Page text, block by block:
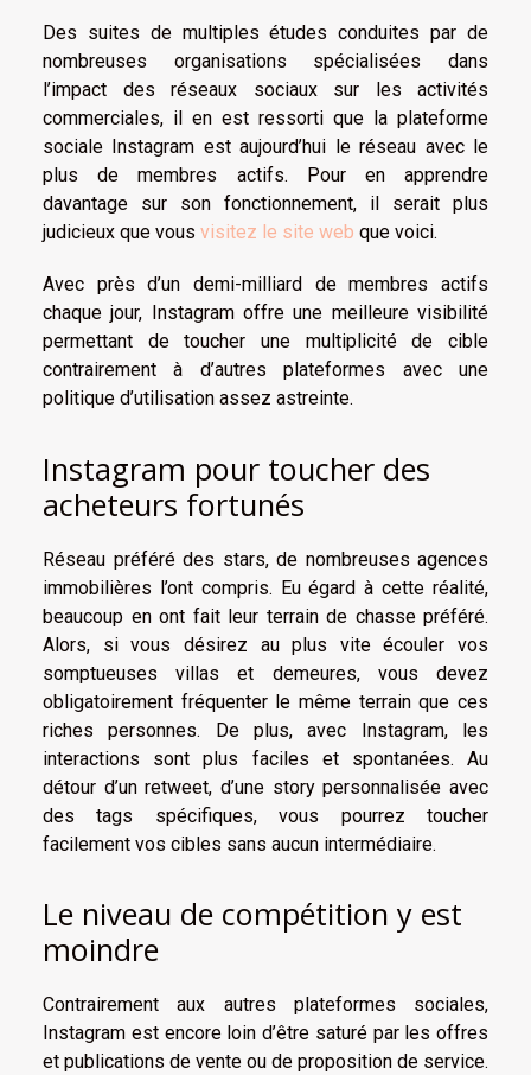
Des suites de multiples études conduites par de
nombreuses organisations spécialisées dans
l’impact des réseaux sociaux sur les activités
commerciales, il en est ressorti que la plateforme
sociale Instagram est aujourd’hui le réseau avec le
plus de membres actifs. Pour en apprendre
davantage sur son fonctionnement, il serait plus
judicieux que vous visitez le site web que voici.
Avec près d’un demi-milliard de membres actifs
chaque jour, Instagram offre une meilleure visibilité
permettant de toucher une multiplicité de cible
contrairement à d’autres plateformes avec une
politique d’utilisation assez astreinte.
Instagram pour toucher des
acheteurs fortunés
Réseau préféré des stars, de nombreuses agences
immobilières l’ont compris. Eu égard à cette réalité,
beaucoup en ont fait leur terrain de chasse préféré.
Alors, si vous désirez au plus vite écouler vos
somptueuses villas et demeures, vous devez
obligatoirement fréquenter le même terrain que ces
riches personnes. De plus, avec Instagram, les
interactions sont plus faciles et spontanées. Au
détour d’un retweet, d’une story personnalisée avec
des tags spécifiques, vous pourrez toucher
facilement vos cibles sans aucun intermédiaire.
Le niveau de compétition y est
moindre
Contrairement aux autres plateformes sociales,
Instagram est encore loin d’être saturé par les offres
et publications de vente ou de proposition de service.